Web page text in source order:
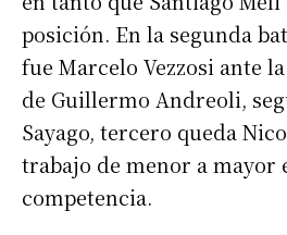
posición. En la segunda
fue Marcelo Vezzosi ante
de Guillermo Andreoli,
Sayago, tercero queda
trabajo de menor a mayor
competencia.